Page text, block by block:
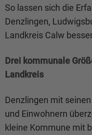
So lassen sich die
Denzlingen,
Landkreis Calw
Drei kommunale
Landkreis
Denzlingen mit
und Einwohnern
kleine Kommune mit